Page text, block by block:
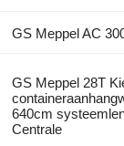
GS Meppel AC
GS Meppel 28T
640cm
Centrale